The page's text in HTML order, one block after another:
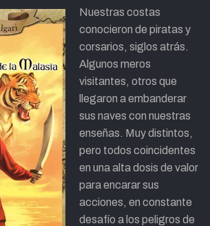
Nuestras costas
conocieron de piratas y
corsarios, siglos atrás.
Algunos meros
visitantes, otros que
llegaron a embanderar
sus naves con nuestras
enseñas. Muy distintos,
pero todos coincidentes
en una alta dosis de valor
para encarar sus
acciones, en constante
desafío a los peligros de